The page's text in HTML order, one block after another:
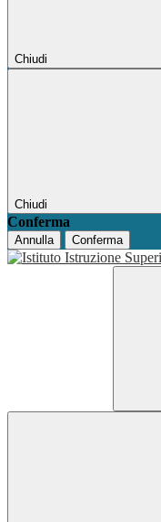
Chiudi
Chiudi
Conferma
Annulla Conferma